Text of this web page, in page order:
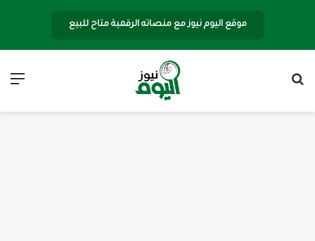
موقع اليوم نيوز مع منصاته الرقمية متاح للبيع